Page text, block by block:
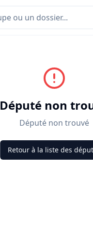
Député non
Député non trouvé
Retour à la liste des